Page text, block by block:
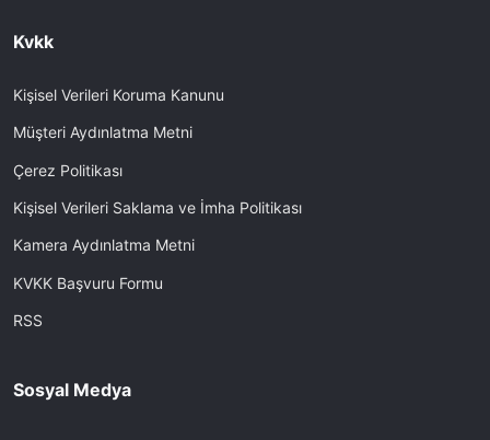
Kvkk
Kişisel Verileri Koruma Kanunu
Müşteri Aydınlatma Metni
Çerez Politikası
Kişisel Verileri Saklama ve İmha Politikası
Kamera Aydınlatma Metni
KVKK Başvuru Formu
RSS
Sosyal Medya